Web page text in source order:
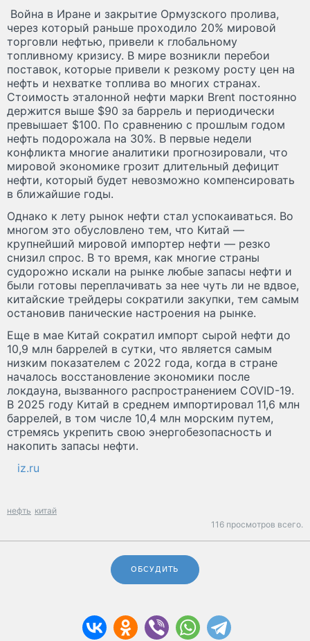
Война в Иране и закрытие Ормузского пролива,
через который раньше проходило 20% мировой
торговли нефтью, привели к глобальному
топливному кризису. В мире возникли перебои
поставок, которые привели к резкому росту цен на
нефть и нехватке топлива во многих странах.
Стоимость эталонной нефти марки Brent постоянно
держится выше $90 за баррель и периодически
превышает $100. По сравнению с прошлым годом
нефть подорожала на 30%. В первые недели
конфликта многие аналитики прогнозировали, что
мировой экономике грозит длительный дефицит
нефти, который будет невозможно компенсировать
в ближайшие годы.
Однако к лету рынок нефти стал успокаиваться. Во
многом это обусловлено тем, что Китай —
крупнейший мировой импортер нефти — резко
снизил спрос. В то время, как многие страны
судорожно искали на рынке любые запасы нефти и
были готовы переплачивать за нее чуть ли не вдвое,
китайские трейдеры сократили закупки, тем самым
остановив панические настроения на рынке.
Еще в мае Китай сократил импорт сырой нефти до
10,9 млн баррелей в сутки, что является самым
низким показателем с 2022 года, когда в стране
началось восстановление экономики после
локдауна, вызванного распространением COVID-19.
В 2025 году Китай в среднем импортировал 11,6 млн
баррелей, в том числе 10,4 млн морским путем,
стремясь укрепить свою энергобезопасность и
накопить запасы нефти.
iz.ru
нефть китай
116 просмотров всего.
ОБСУДИТЬ